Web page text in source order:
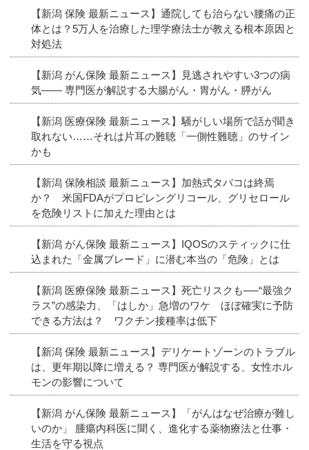
【新潟 保険 最新ニュース】通院しても治らない腰痛の正
体とは？5万人を治療した理学療法士が教える根本原因と
対処法
【新潟 がん保険 最新ニュース】見逃されやすい3つの病
気―― 専門医が解説する大腸がん・胃がん・膵がん
【新潟 医療保険 最新ニュース】騒がしい場所で話が聞き
取れない……それは片耳の難聴「一側性難聴」のサイン
かも
【新潟 保険相談 最新ニュース】加熱式タバコは終焉
か？ 米国FDAがプロピレングリコール、グリセロール
を危険リストに加えた理由とは
【新潟 がん保険 最新ニュース】IQOSのスティックに仕
込まれた「金属ブレード」に潜む本当の「危険」とは
【新潟 医療保険 最新ニュース】死亡リスクも──“最強ク
ラス”の感染力、「はしか」急増のワケ ほぼ確実に予防
できる方法は？ ワクチン接種率は低下
【新潟 保険 最新ニュース】デリケートゾーンのトラブル
は、更年期以降に増える？ 専門医が解説する、女性ホル
モンの影響について
【新潟 がん保険 最新ニュース】「がんはなぜ治療が難し
いのか」 腫瘍内科医に聞く、進化する薬物療法と仕事・
生活を守る視点